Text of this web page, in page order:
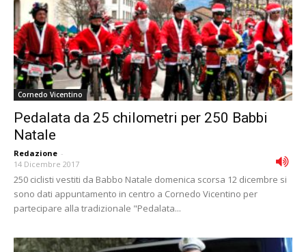
Cornedo Vicentino
Pedalata da 25 chilometri per 250 Babbi
Natale
Redazione -
14 Dicembre 2017
250 ciclisti vestiti da Babbo Natale domenica scorsa 12 dicembre si
sono dati appuntamento in centro a Cornedo Vicentino per
partecipare alla tradizionale "Pedalata...